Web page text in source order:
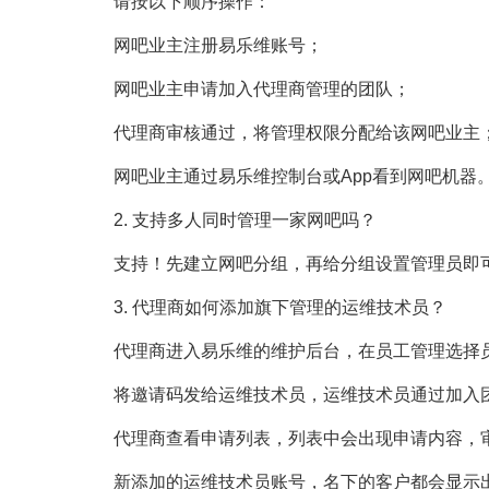
网吧业主注册易乐维账号；
网吧业主申请加入代理商管理的团队；
代理商审核通过，将管理权限分配给该网吧业主
网吧业主通过易乐维控制台或App看到网吧机器
2. 支持多人同时管理一家网吧吗？
支持！先建立网吧分组，再给分组设置管理员即
3. 代理商如何添加旗下管理的运维技术员？
代理商进入易乐维的维护后台，在员工管理选择
将邀请码发给运维技术员，运维技术员通过加入
代理商查看申请列表，列表中会出现申请内容，
新添加的运维技术员账号，名下的客户都会显示